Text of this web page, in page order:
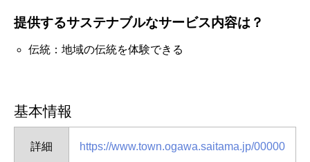
提供するサステナブルなサービス内容は？
伝統：地域の伝統を体験できる
基本情報
詳細 https://www.town.ogawa.saitama.jp/00000